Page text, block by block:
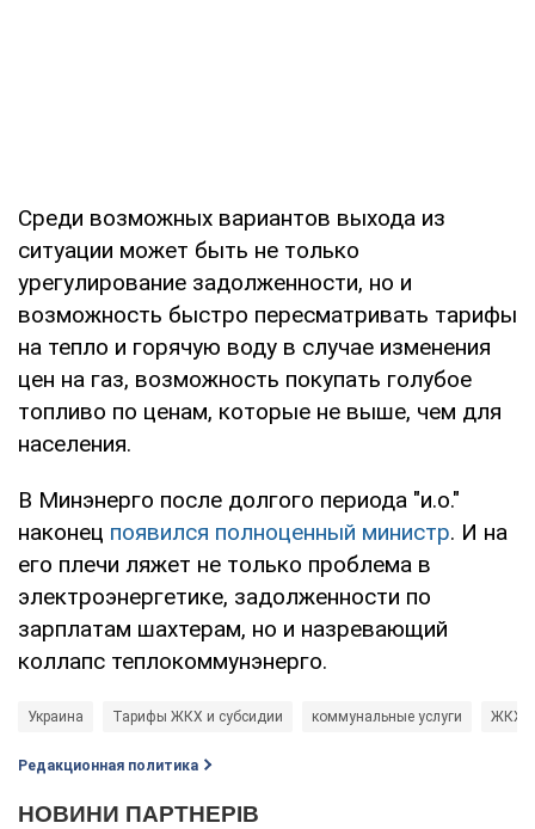
Среди возможных вариантов выхода из
ситуации может быть не только
урегулирование задолженности, но и
возможность быстро пересматривать тарифы
на тепло и горячую воду в случае изменения
цен на газ, возможность покупать голубое
топливо по ценам, которые не выше, чем для
населения.
В Минэнерго после долгого периода "и.о."
наконец появился полноценный министр. И на
его плечи ляжет не только проблема в
электроэнергетике, задолженности по
зарплатам шахтерам, но и назревающий
коллапс теплокоммунэнерго.
Украина Тарифы ЖКХ и субсидии коммунальные услуги ЖКХ
Редакционная политика